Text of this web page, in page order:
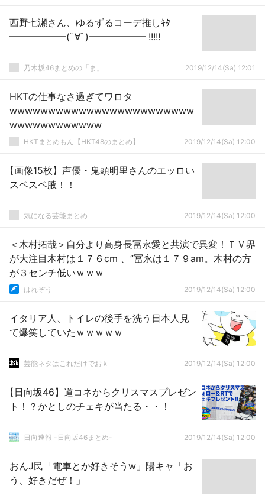
西野七瀬さん、ゆるずるコーデ推しｷﾀ
━━━━━━(ﾟ∀ﾟ)━━━━━━ !!!!!
乃木坂46まとめの「ま」 2019/12/14(Sa) 12:01
HKTの仕事なさ過ぎてワロタ
wwwwwwwwwwwwwwwwwwwwwwww
wwwwwwwwwwww
HKTまとめもん【HKT48のまとめ】 2019/12/14(Sa) 12:00
【画像15枚】声優・鬼頭明里さんのエッロい
スベスベ腋！！
気になる芸能まとめ 2019/12/14(Sa) 12:00
＜木村拓哉＞自分より高身長冨永愛と共演で異変！ＴＶ界
が大注目木村は１７６cm 、”冨永は１７９am。木村の方
が３センチ低いｗｗｗ
はれぞう 2019/12/14(Sa) 12:00
イタリア人、トイレの後手を洗う日本人見
て爆笑していたｗｗｗｗｗ
芸能ネタはこれだけでおｋ 2019/12/14(Sa) 12:00
【日向坂46】道コネからクリスマスプレゼン
ト！？かとしのチェキが当たる・・！
日向速報 -日向坂46まとめ- 2019/12/14(Sa) 12:00
おんJ民「電車とか好きそうw」陽キャ「お
う、好きだぜ！」